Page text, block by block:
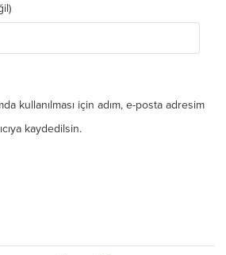
kullanılması için adım, e-posta adresim
kaydedilsin.